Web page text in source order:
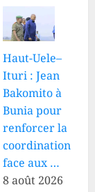
Haut-Uele–
Ituri : Jean
Bakomito à
Bunia pour
renforcer la
coordination
face aux …
8 août 2026